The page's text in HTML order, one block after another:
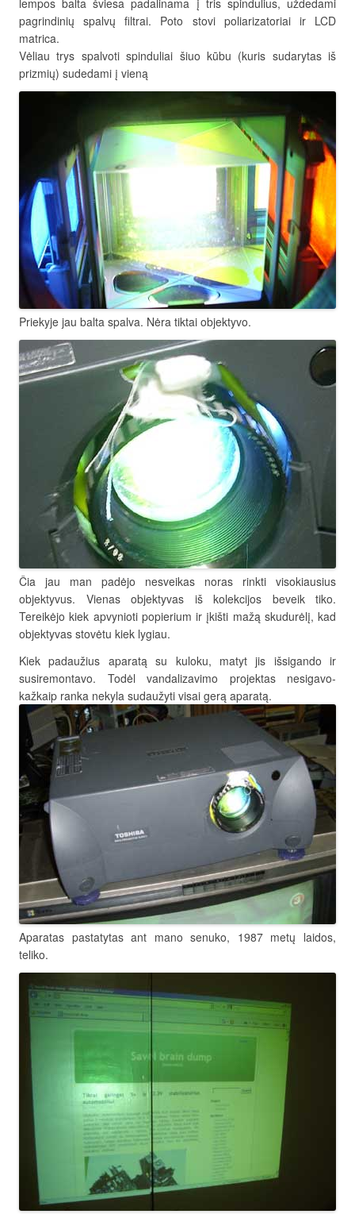
pagrindinių spalvų filtrai. Poto stovi poliarizatoriai ir LCD
matrica.
Vėliau trys spalvoti spinduliai šiuo kūbu (kuris sudarytas iš
prizmių) sudedami į vieną
Priekyje jau balta spalva. Nėra tiktai objektyvo.
Čia jau man padėjo nesveikas noras rinkti visokiausius
objektyvus. Vienas objektyvas iš kolekcijos beveik tiko.
Tereikėjo kiek apvynioti popierium ir įkišti mažą skudurėlį, kad
objektyvas stovėtu kiek lygiau.
Kiek padaužius aparatą su kuloku, matyt jis išsigando ir
susiremontavo. Todėl vandalizavimo projektas nesigavo-
kažkaip ranka nekyla sudaužyti visai gerą aparatą.
Aparatas pastatytas ant mano senuko, 1987 metų laidos,
teliko.